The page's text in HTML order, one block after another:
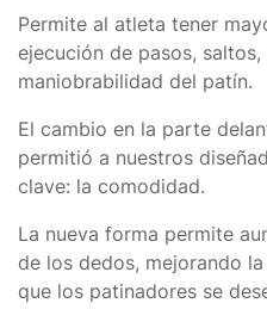
Permite al atleta tener
ejecución de pasos,
maniobrabilidad del patín.
El cambio en la parte
permitió a nuestros
clave: la comodidad.
La nueva forma permite
de los dedos, mejorando
que los patinadores se